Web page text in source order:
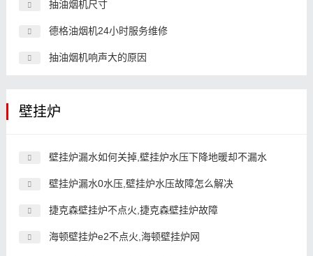
抽油烟机尺寸
德格油烟机24小时服务维修
抽油烟机响声大的原因
壁挂炉
壁挂炉漏水如何关掉,壁挂炉水压下降地暖却不漏水
壁挂炉漏水0水压,壁挂炉水压故障怎么解决
捷克森壁挂炉不点火,捷克森壁挂炉故障
海顿壁挂炉e2不点火,海顿壁挂炉网